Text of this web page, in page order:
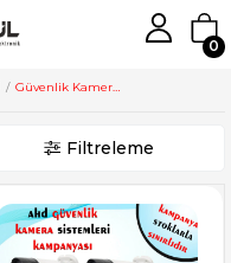
0
Filtreleme